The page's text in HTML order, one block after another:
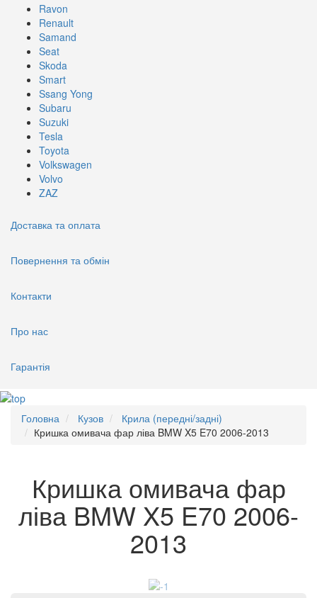
Ravon
Renault
Samand
Seat
Skoda
Smart
Ssang Yong
Subaru
Suzuki
Tesla
Toyota
Volkswagen
Volvo
ZAZ
Доставка та оплата
Повернення та обмін
Контакти
Про нас
Гарантія
Головна Кузов
Крила (передні/задні)
Кришка омивача фар ліва BMW X5 E70 2006-2013
Кришка омивача фар
ліва BMW X5 E70 2006-
2013